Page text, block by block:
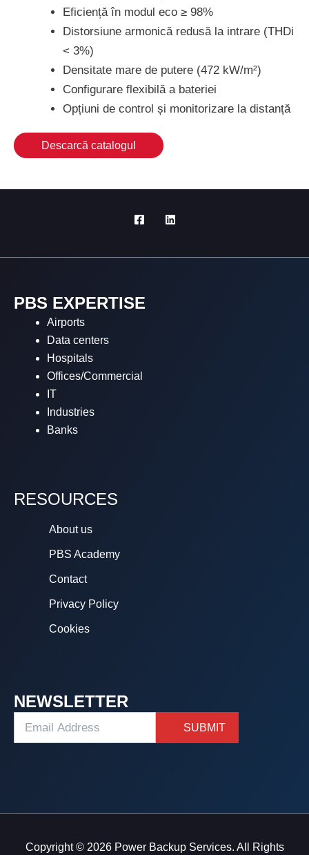
Eficiență în modul eco ≥ 98%
Distorsiune armonică redusă la intrare (THDi
< 3%)
Densitate mare de putere (472 kW/m²)
Configurare flexibilă a bateriei
Opțiuni de control și monitorizare la distanță
Descarcă catalogul
PBS EXPERTISE
Airports
Data centers
Hospitals
Offices/Commercial
IT
Industries
Banks
RESOURCES
About us
PBS Academy
Contact
Privacy Policy
Cookies
NEWSLETTER
Copyright © 2026 Power Backup Services. All Rights